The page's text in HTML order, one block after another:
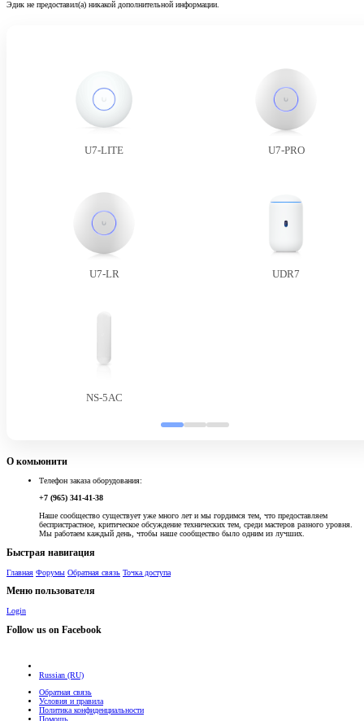
Эдик не предоставил(а) никакой дополнительной информации.
U7-LITE U7-PRO
U7-LR UDR7
NS-5AC
О комьюнити
Телефон заказа оборудования:
+7 (965) 341-41-38
Наше сообщество существует уже много лет и мы гордимся тем, что предоставляем
беспристрастное, критическое обсуждение технических тем, среди мастеров разного уровня.
Мы работаем каждый день, чтобы наше сообщество было одним из лучших.
Быстрая навигация
Главная Форумы Обратная связь Точка доступа
Меню пользователя
Login
Follow us on Facebook
Russian (RU)
Обратная связь
Условия и правила
Политика конфиденциальности